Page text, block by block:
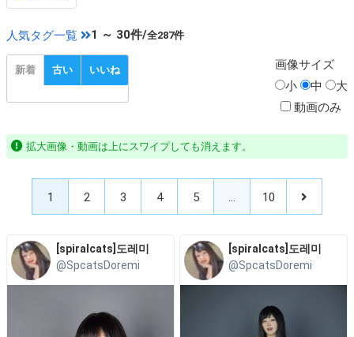
人気タグ一覧 1 ～ 30件/全287件
新着 古い いいね 画像サイズ
小
中
大
動画のみ
拡大画像・動画は上にスワイプしても消えます。
1 2 3 4 5 … 10
[spiralcats]도레미
@SpcatsDoremi
[spiralcats]도레미
@SpcatsDoremi